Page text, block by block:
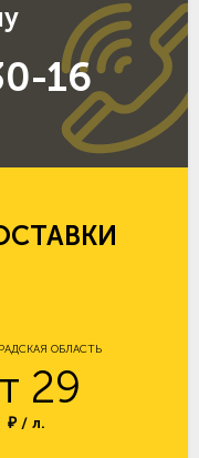
16
ОБЛАСТЬ
29
₽ / л.